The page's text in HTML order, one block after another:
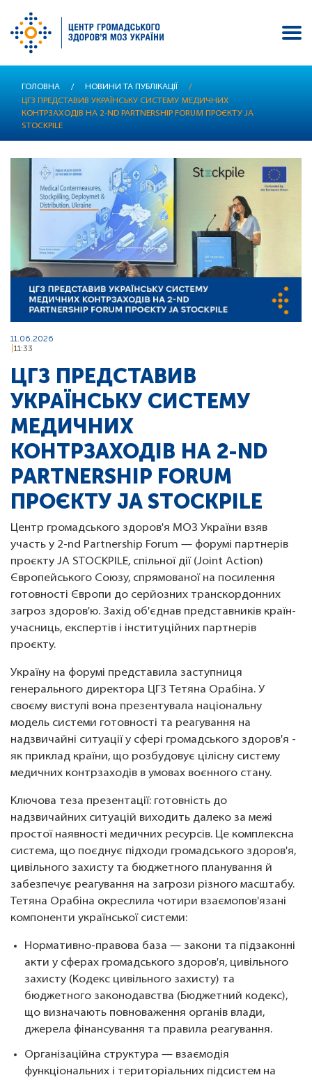
основного
вмісту
ГОЛОВНА / НОВИНИ ТА ПУБЛІКАЦІЇ
/
ЦГЗ ПРЕДСТАВИВ УКРАЇНСЬКУ СИСТЕМУ МЕДИЧНИХ
КОНТРЗАХОДІВ НА 2-ND PARTNERSHIP FORUM ПРОЄКТУ JA
STOCKPILE
11.06.2026
11:33
ЦГЗ ПРЕДСТАВИВ
УКРАЇНСЬКУ СИСТЕМУ
МЕДИЧНИХ
КОНТРЗАХОДІВ НА 2-ND
PARTNERSHIP FORUM
ПРОЄКТУ JA STOCKPILE
Центр громадського здоров'я МОЗ України взяв
участь у 2-nd Partnership Forum — форумі партнерів
проєкту JA STOCKPILE, спільної дії (Joint Action)
Європейського Союзу, спрямованої на посилення
готовності Європи до серйозних транскордонних
загроз здоров'ю. Захід об'єднав представників країн-
учасниць, експертів і інституційних партнерів
проєкту.
Україну на форумі представила заступниця
генерального директора ЦГЗ Тетяна Орабіна. У
своєму виступі вона презентувала національну
модель системи готовності та реагування на
надзвичайні ситуації у сфері громадського здоров'я -
як приклад країни, що розбудовує цілісну систему
медичних контрзаходів в умовах воєнного стану.
Ключова теза презентації: готовність до
надзвичайних ситуацій виходить далеко за межі
простої наявності медичних ресурсів. Це комплексна
система, що поєднує підходи громадського здоров'я,
цивільного захисту та бюджетного планування й
забезпечує реагування на загрози різного масштабу.
Тетяна Орабіна окреслила чотири взаємопов'язані
компоненти української системи:
Нормативно-правова база — закони та підзаконні
акти у сферах громадського здоров'я, цивільного
захисту (Кодекс цивільного захисту) та
бюджетного законодавства (Бюджетний кодекс),
що визначають повноваження органів влади,
джерела фінансування та правила реагування.
Організаційна структура — взаємодія
функціональних і територіальних підсистем на